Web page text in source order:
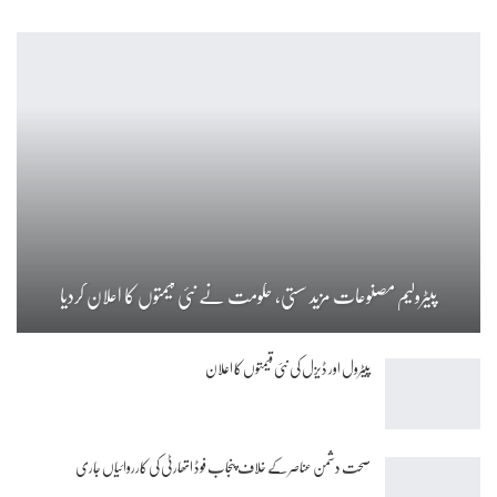
پیٹرولیم مصنوعات مزید سستی، حکومت نے نئی قیمتوں کا اعلان کردیا
پیٹرول اور ڈیزل کی نئی قیمتوں کا اعلان
صحت دشمن عناصر کے خلاف پنجاب فوڈ اتھارٹی کی کارروائیاں جاری